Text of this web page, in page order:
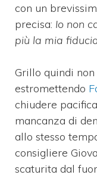
con un
precisa: Io non
più la mia
Grillo quindi
estromettendo
chiudere
mancanza di
allo stesso
consigliere
scaturita dal